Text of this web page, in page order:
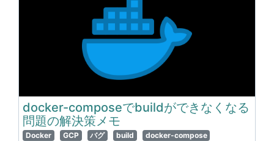
docker-composeでbuildができなくなる
問題の解決策メモ
Docker GCP バグ build docker-compose